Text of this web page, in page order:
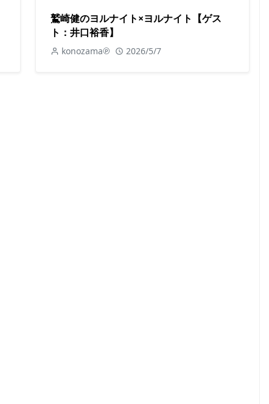
鷲崎健のヨルナイト×ヨルナイト【ゲス
ト：井口裕香】
konozama℗ 2026/5/7